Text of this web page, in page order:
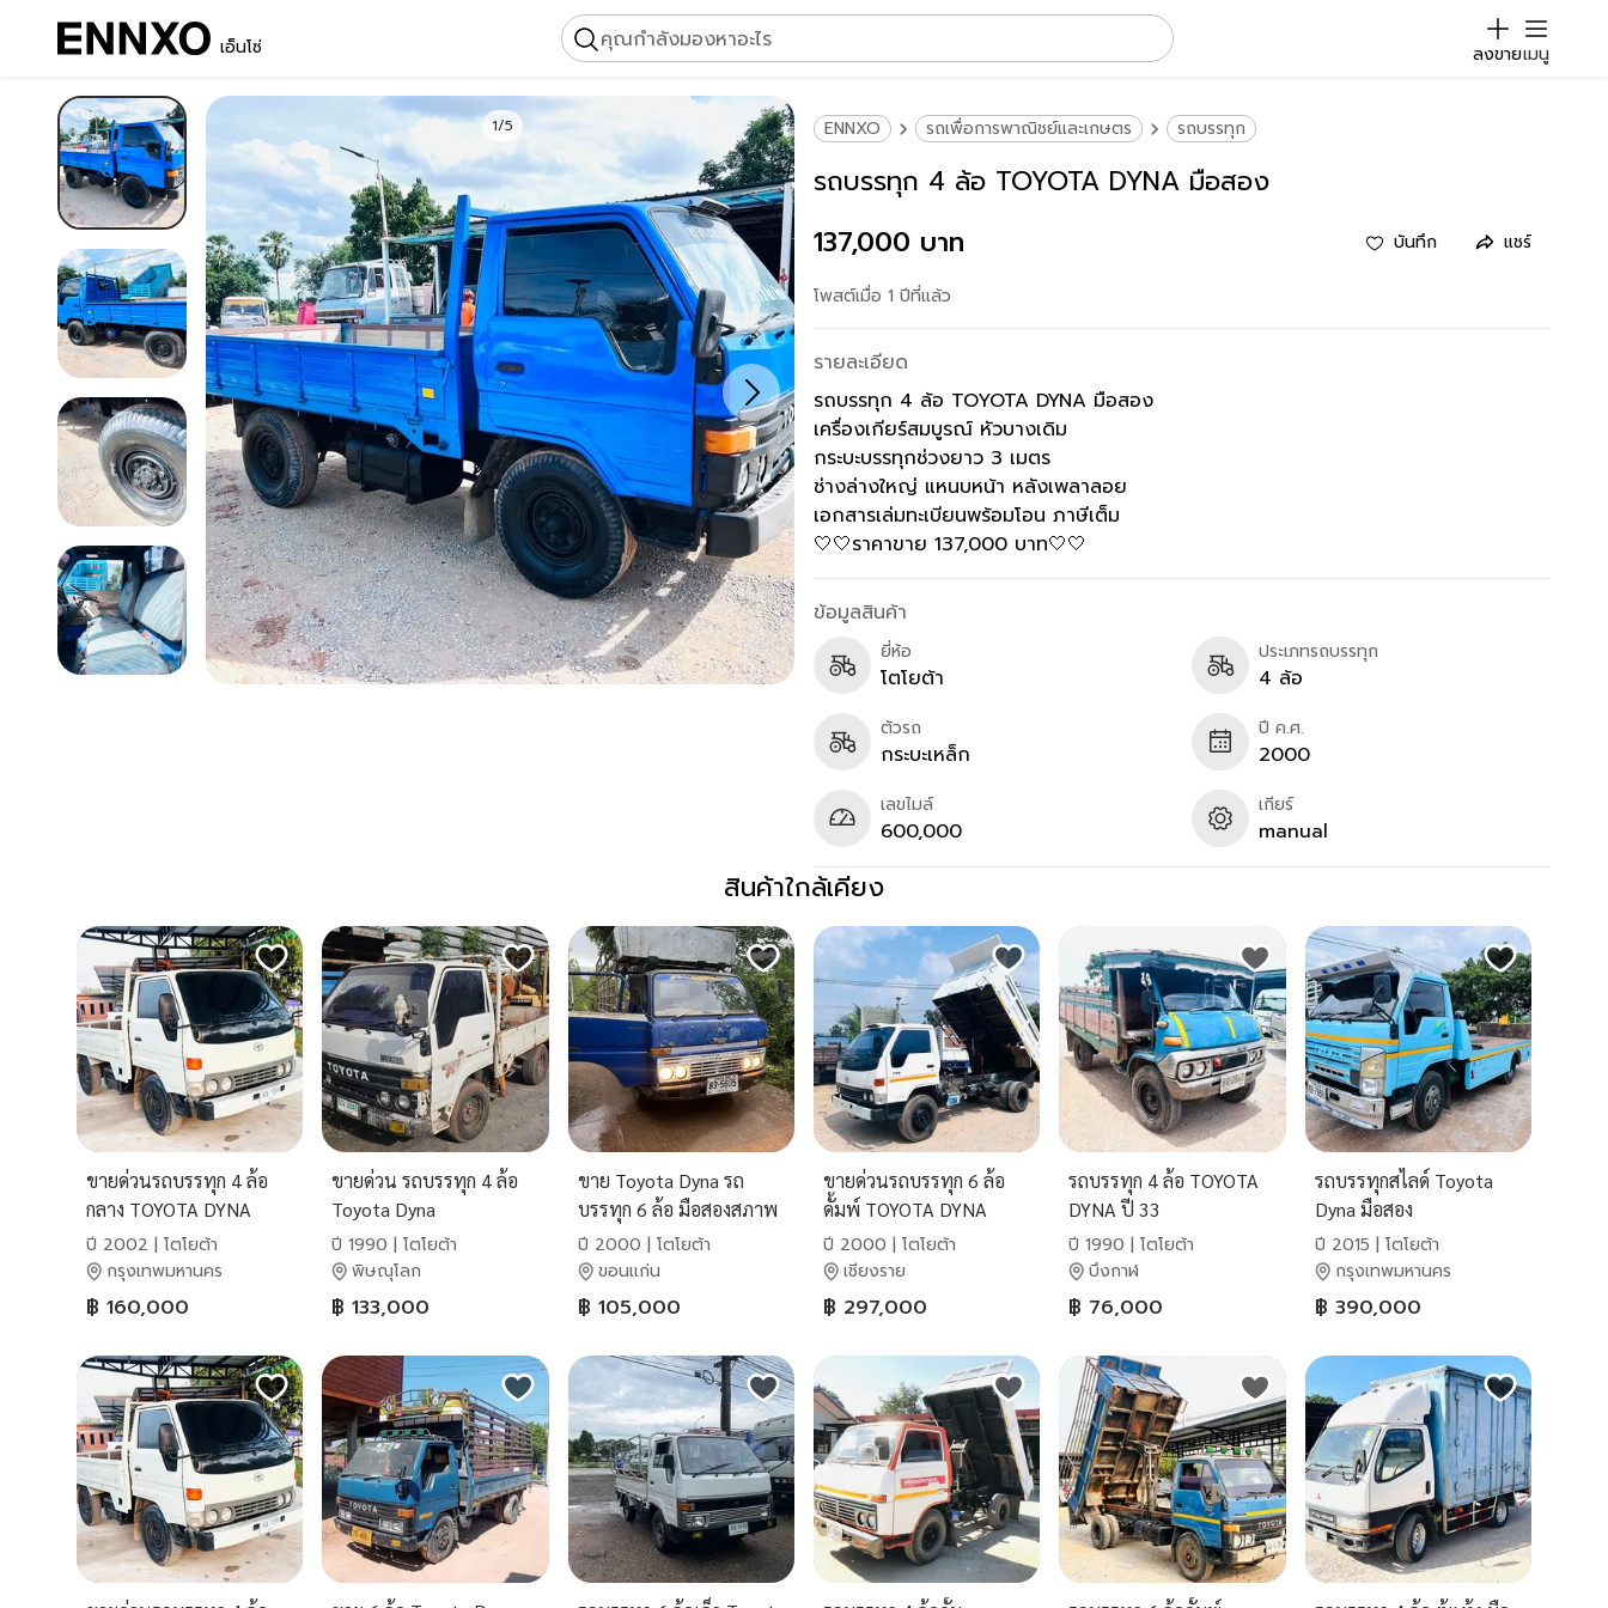
เอ็นโซ่ คุณกำลังมองหาอะไร
ลงขายเมนู
1/5 ENNXO รถเพื่อการพาณิชย์และเกษตร รถบรรทุก
รถบรรทุก 4 ล้อ TOYOTA DYNA มือสอง
137,000 บาท
บันทึก แชร์
โพสต์เมื่อ 1 ปีที่แล้ว
รายละเอียด
รถบรรทุก 4 ล้อ TOYOTA DYNA มือสอง
เครื่องเกียร์สมบูรณ์ หัวบางเดิม
กระบะบรรทุกช่วงยาว 3 เมตร
ช่างล่างใหญ่ แหนบหน้า หลังเพลาลอย
เอกสารเล่มทะเบียนพร้อมโอน ภาษีเต็ม
🤍🤍ราคาขาย 137,000 บาท🤍🤍
ข้อมูลสินค้า
ยี่ห้อ
โตโยต้า
ประเภทรถบรรทุก
4 ล้อ
ตัวรถ
กระบะเหล็ก
ปี ค.ศ.
2000
เลขไมล์
600,000
เกียร์
manual
สินค้าใกล้เคียง
ขายด่วนรถบรรทุก 4 ล้อ
กลาง TOYOTA DYNA
ปี 2002 | โตโยต้า
กรุงเทพมหานคร
฿ 160,000
ขายด่วน รถบรรทุก 4 ล้อ
Toyota Dyna
ปี 1990 | โตโยต้า
พิษณุโลก
฿ 133,000
ขาย Toyota Dyna รถ
บรรทุก 6 ล้อ มือสองสภาพ
ดี
ปี 2000 | โตโยต้า
ขอนแก่น
฿ 105,000
ขายด่วนรถบรรทุก 6 ล้อ
ดั้มพ์ TOYOTA DYNA
ปี 2000 | โตโยต้า
เชียงราย
฿ 297,000
รถบรรทุก 4 ล้อ TOYOTA
DYNA ปี 33
ปี 1990 | โตโยต้า
บึงกาฬ
฿ 76,000
รถบรรทุกสไลด์ Toyota
Dyna มือสอง
ปี 2015 | โตโยต้า
กรุงเทพมหานคร
฿ 390,000